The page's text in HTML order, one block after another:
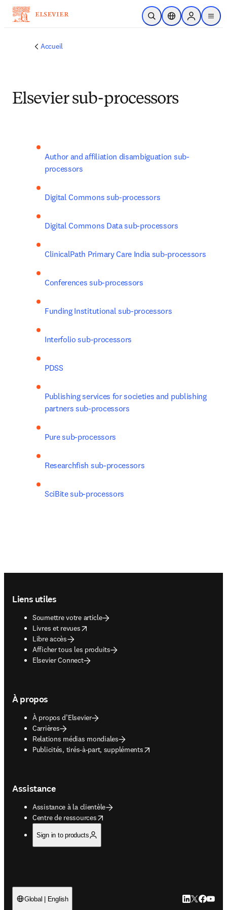
Passer au contenu principal
Ouvrir la recherche
Sélecteur de
Sign in to
menu
Accueil
Elsevier sub-processors
Author and affiliation disambiguation sub-
processors
Digital Commons sub-processors
Digital Commons Data sub-processors
ClinicalPath Primary Care India sub-processors
Conferences sub-processors
Funding Institutional sub-processors
Interfolio sub-processors
PDSS
Publishing services for societies and publishing
partners sub-processors
Pure sub-processors
Researchfish sub-processors
SciBite sub-processors
Liens utiles
Soumettre votre article
Livres et revues
opens in new tab/window
Libre accès
Afficher tous les produits
Elsevier Connect
À propos
À propos d’Elsevier
Carrières
Relations médias mondiales
Publicités, tirés-à-part, suppléments
opens in new tab/window
Assistance
Assistance à la clientèle
Centre de ressources
opens in new tab/window
Sign in to products
Global | English LinkedIn
Twitter